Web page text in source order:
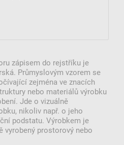
zápisem do rejstříku je
Průmyslovým vzorem se
zejména ve znacích
nebo materiálů výrobku
Jde o vizuálně
nikoliv např. o jeho
podstatu. Výrobkem je
vyrobený prostorový nebo